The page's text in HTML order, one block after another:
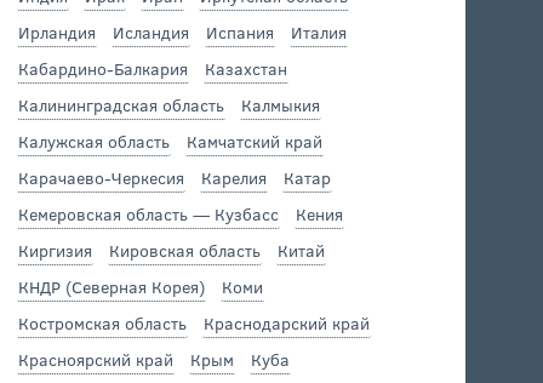
Ирландия
Исландия Испания
Италия
Кабардино-Балкария
Казахстан
Калининградская область
Калмыкия
Калужская область
Камчатский край
Карачаево-Черкесия
Карелия
Катар
Кемеровская область — Кузбасс
Кения
Киргизия
Кировская область
Китай
КНДР (Северная Корея)
Коми
Костромская область
Краснодарский край
Красноярский край
Крым
Куба